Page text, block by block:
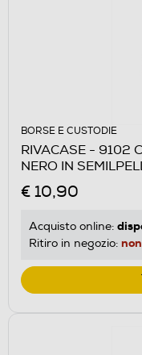
BORSE E CUSTODIE
RIVACASE - 9102
NERO IN
€ 10,90
Acquisto online:
Ritiro in negozio: